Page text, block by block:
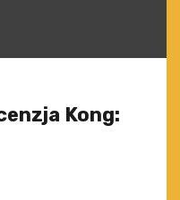
Kong: